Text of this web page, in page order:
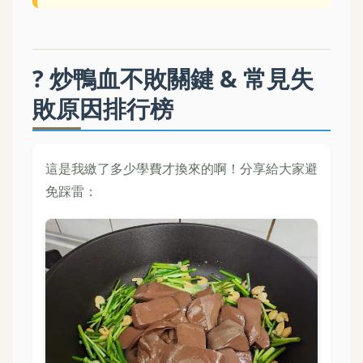
? 炒鴨血不敗關鍵 & 常見失
敗原因排行榜
這是我繳了多少學費才換來的啊！分享給大家避
免踩雷：